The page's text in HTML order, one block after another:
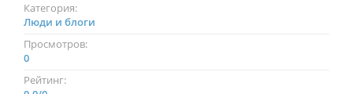
Категория:
Люди и блоги
Просмотров:
0
Рейтинг: